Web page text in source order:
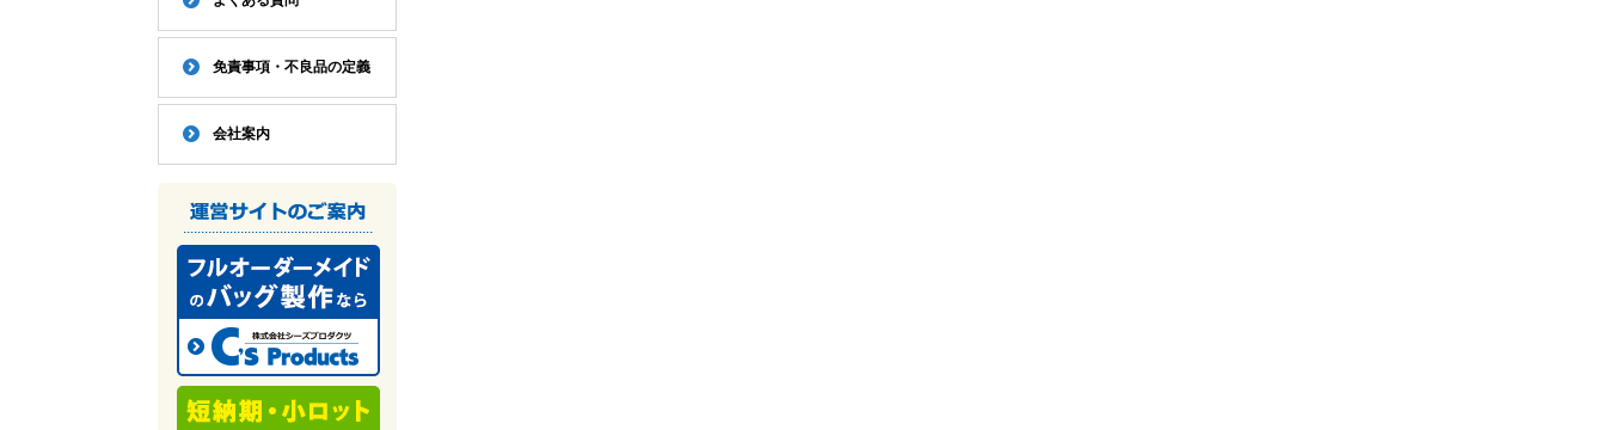
免責事項・不良品の定義
会社案内